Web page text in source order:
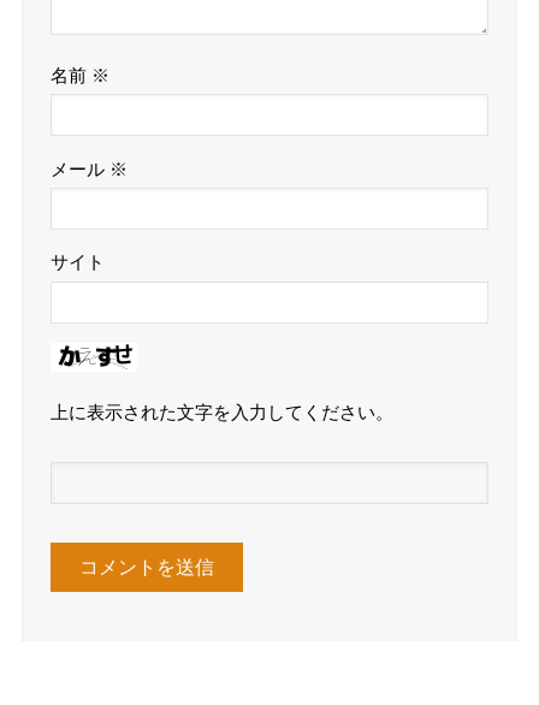
名前 ※
メール ※
サイト
上に表示された文字を入力してください。